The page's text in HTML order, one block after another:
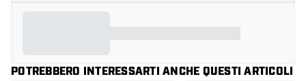
POTREBBERO INTERESSARTI ANCHE QUESTI ARTICOLI